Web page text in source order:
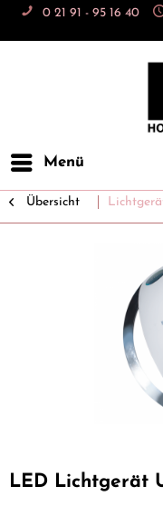
0 21 91 - 95 16 40
Menü
Übersicht
LED Lichtgerät